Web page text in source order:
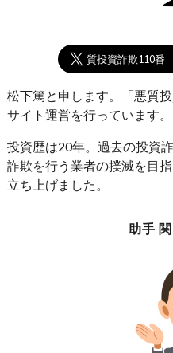
悪質投資詐欺110番
松下篤と申します。「悪質
サイト運営を行っています。
投資歴は20年。過去の投資
詐欺を行う業者の撲滅を目
立ち上げました。
助手